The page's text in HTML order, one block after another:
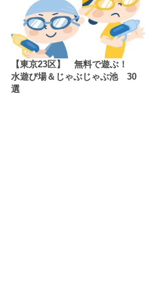
【東京23区】 無料で遊ぶ！
水遊び場＆じゃぶじゃぶ池 30
選